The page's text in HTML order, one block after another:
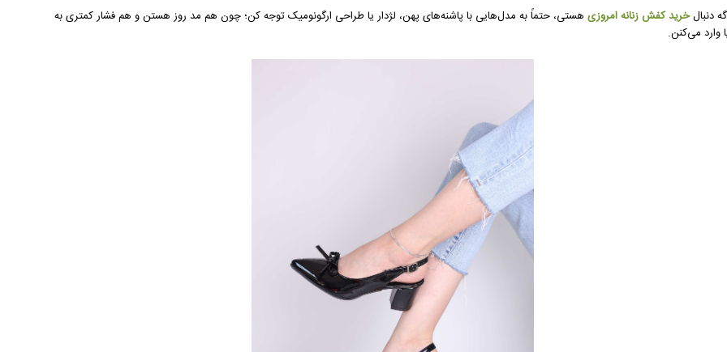
دنبالخرید کفش زنانه امروزیهستی، حتماً به مدل‌هایی با پاشنه‌های پهن، لژدار یا طراحی ارگونومیک توجه کن؛ چون هم مد روز هستن و هم فشار کمتری به
وارد می‌کنن.